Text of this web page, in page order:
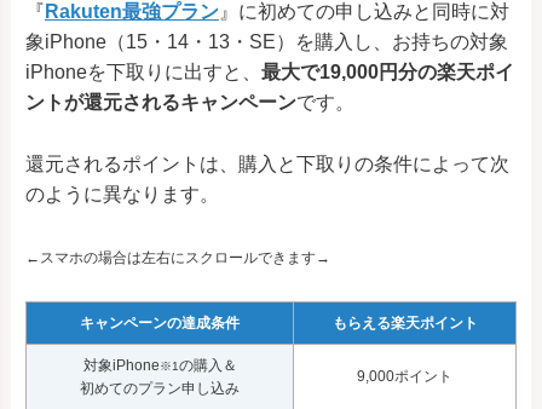
『 Rakuten最強プラン 』に初めての申し込みと同時に対
象iPhone（15・14・13・SE）を購入し、お持ちの対象
iPhoneを下取りに出すと、 最大で19,000円分の楽天ポイ
ントが還元されるキャンペーンです。
還元されるポイントは、購入と下取りの条件によって次
のように異なります。
←スマホの場合は左右にスクロールできます→
キャンペーンの達成条件 もらえる楽天ポイント
対象iPhone※1の購入＆
初めてのプラン申し込み
9,000ポイント